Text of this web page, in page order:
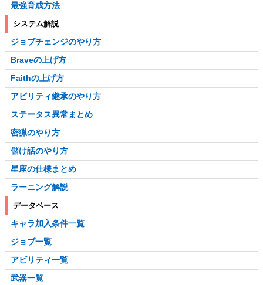
最強育成方法
システム解説
ジョブチェンジのやり方
Braveの上げ方
Faithの上げ方
アビリティ継承のやり方
ステータス異常まとめ
密猟のやり方
儲け話のやり方
星座の仕様まとめ
ラーニング解説
データベース
キャラ加入条件一覧
ジョブ一覧
アビリティ一覧
武器一覧